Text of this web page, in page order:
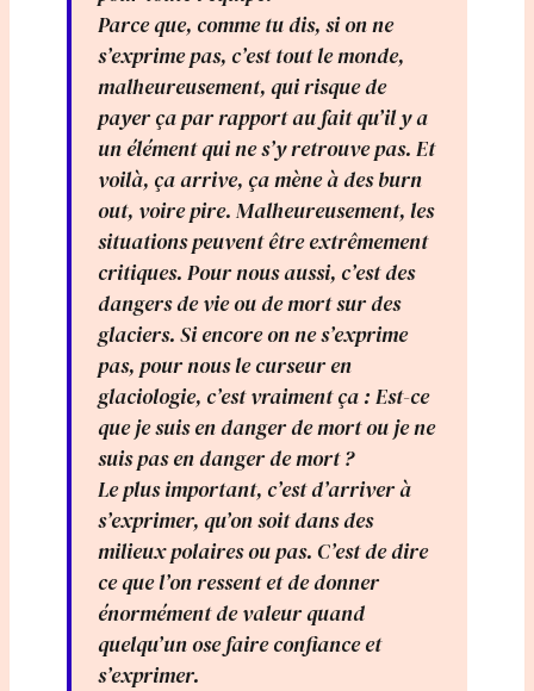
Parce que, comme tu dis, si on ne
s’exprime pas, c’est tout le monde,
malheureusement, qui risque de
payer ça par rapport au fait qu’il y a
un élément qui ne s’y retrouve pas. Et
voilà, ça arrive, ça mène à des burn
out, voire pire. Malheureusement, les
situations peuvent être extrêmement
critiques. Pour nous aussi, c’est des
dangers de vie ou de mort sur des
glaciers. Si encore on ne s’exprime
pas, pour nous le curseur en
glaciologie, c’est vraiment ça : Est-ce
que je suis en danger de mort ou je ne
suis pas en danger de mort ?
Le plus important, c’est d’arriver à
s’exprimer, qu’on soit dans des
milieux polaires ou pas. C’est de dire
ce que l’on ressent et de donner
énormément de valeur quand
quelqu’un ose faire confiance et
s’exprimer.